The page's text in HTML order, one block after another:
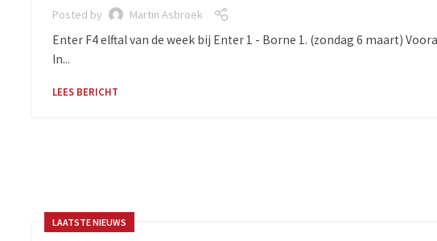
Posted by Martin Asbroek
Enter F4 elftal van de week bij Enter 1 - Borne 1. (zondag 6 maart)
In...
LEES BERICHT
LAATSTE NIEUWS